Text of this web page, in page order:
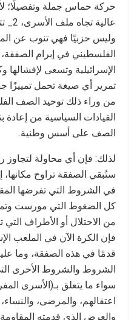
وليس حزبيًا فهي تنوب عن
من وراء ذلك توحيد الصف
القيادات السياسية من
الصف على أسس وطنية.
لذلك: فإن أي محاولة لتجاوز
ستُبقي الصفقة تراوح مكانها،
في الشروط التي تفرضها
كل الضغوط التي مورست
من الاحتلال أو الأطراف التي
فإن الكرة الآن في الملعب
قدمًا في هذه الصفقة، وما
الشروط والشروط الأخرى
سواء ما يتعلق بـ(الأسرى
اعتقالهم، والمرضى،
والعرض الذي قدمته